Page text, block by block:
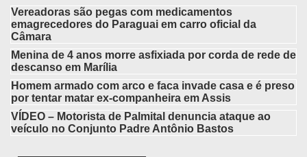
Vereadoras são pegas com medicamentos
emagrecedores do Paraguai em carro oficial da
Câmara
Menina de 4 anos morre asfixiada por corda de rede de
descanso em Marília
Homem armado com arco e faca invade casa e é preso
por tentar matar ex-companheira em Assis
VÍDEO – Motorista de Palmital denuncia ataque ao
veículo no Conjunto Padre Antônio Bastos